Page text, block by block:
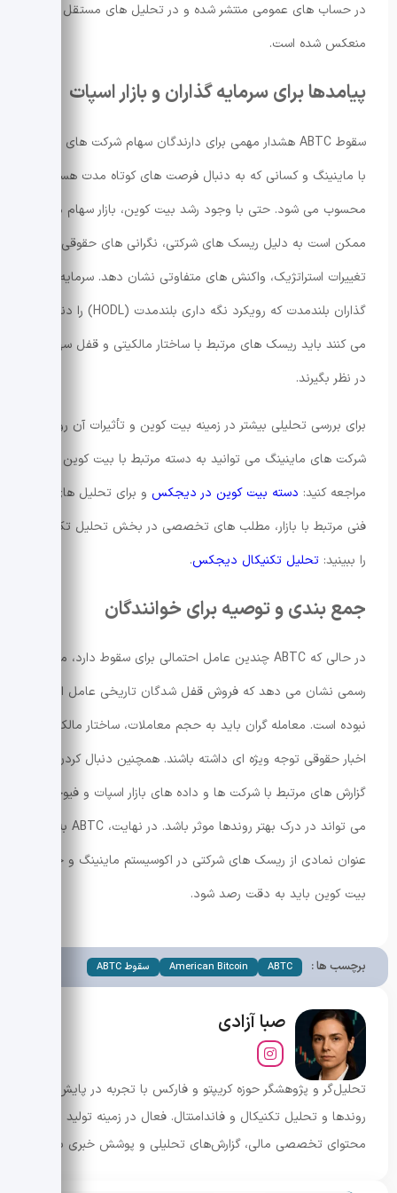
در حساب های عمومی منتشر شده و در تحلیل های مستقل
منعکس شده است.
پیامدها برای سرمایه گذاران و بازار اسپات
سقوط ABTC هشدار مهمی برای دارندگان سهام شرکت های مرتبط
با ماینینگ و کسانی که به دنبال فرصت های کوتاه مدت هستند،
محسوب می شود. حتی با وجود رشد بیت کوین، بازار سهام مرتبط
ممکن است به دلیل ریسک های شرکتی، نگرانی های حقوقی یا
تغییرات استراتژیک، واکنش های متفاوتی نشان دهد. سرمایه
گذاران بلندمدت که رویکرد نگه داری بلندمدت (HODL) را دنبال
می کنند باید ریسک های مرتبط با ساختار مالکیتی و قفل سهام را
در نظر بگیرند.
برای بررسی تحلیلی بیشتر در زمینه بیت کوین و تأثیرات آن روی
شرکت های ماینینگ می توانید به دسته مرتبط با بیت کوین
مراجعه کنید: دسته بیت کوین در دیجکس و برای تحلیل های
فنی مرتبط با بازار، مطلب های تخصصی در بخش تحلیل تکنیکال
را ببینید: تحلیل تکنیکال دیجکس.
جمع بندی و توصیه برای خوانندگان
در حالی که ABTC چندین عامل احتمالی برای سقوط دارد، مدارک
رسمی نشان می دهد که فروش قفل شدگان تاریخی عامل اصلی
نبوده است. معامله گران باید به حجم معاملات، ساختار مالکیتی و
اخبار حقوقی توجه ویژه ای داشته باشند. همچنین دنبال کردن
گزارش های مرتبط با شرکت ها و داده های بازار اسپات و فیوچرز
می تواند در درک بهتر روندها موثر باشد. در نهایت، ABTC به
عنوان نمادی از ریسک های شرکتی در اکوسیستم ماینینگ و خزانه
بیت کوین باید به دقت رصد شود.
برچسب ها : ABTC
American Bitcoin سقوط ABTC
صبا آزادی
تحلیل‌گر و پژوهشگر حوزه کریپتو و فارکس با تجربه در پایش
روندها و تحلیل تکنیکال و فاندامنتال. فعال در زمینه تولید
محتوای تخصصی مالی، گزارش‌های تحلیلی و پوشش خبری بازار.